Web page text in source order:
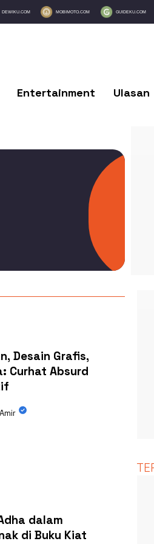
DEWIKU.COM MOBIMOTO.COM GUIDEKU.COM
Entertainment Ulasan
Desain Grafis,
Curhat Absurd
dalam
di Buku Kiat